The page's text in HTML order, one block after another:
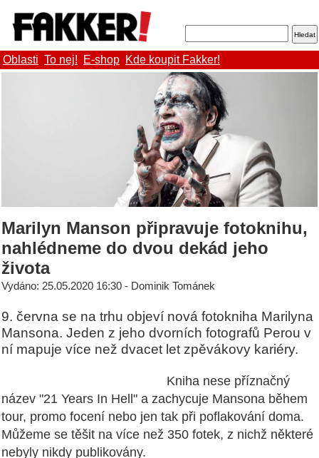
Oblasti To nej! E-shop Kde koupit Fakker!
Marilyn Manson připravuje fotoknihu,
nahlédneme do dvou dekád jeho
života
Vydáno: 25.05.2020 16:30 - Dominik Tománek
9. června se na trhu objeví nová fotokniha Marilyna
Mansona. Jeden z jeho dvorních fotografů Perou v
ní mapuje více než dvacet let zpěvákovy kariéry.
Kniha nese příznačný
název "21 Years In Hell" a zachycuje Mansona během
tour, promo focení nebo jen tak při poflakování doma.
Můžeme se těšit na více než 350 fotek, z nichž některé
nebyly nikdy publikovány.